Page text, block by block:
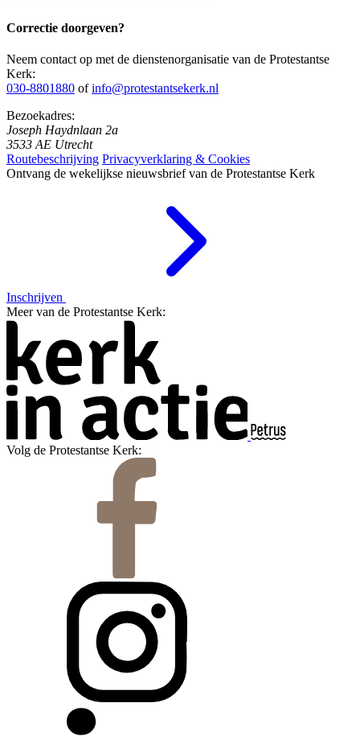
Correctie doorgeven?
Neem contact op met de dienstenorganisatie van de Protestantse
Kerk:
030-8801880 ofinfo@protestantsekerk.nl
Bezoekadres:
Joseph Haydnlaan 2a
3533 AE Utrecht
Routebeschrijving Privacyverklaring & Cookies
Ontvang de wekelijkse nieuwsbrief van de Protestantse Kerk
Inschrijven
Meer van de Protestantse Kerk:
Volg de Protestantse Kerk: